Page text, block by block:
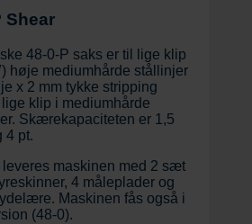
Shear
48-0-P saks er til lige klip
høje mediumhårde stållinjer
x 2 mm tykke stripping
klip i mediumhårde
Skærekapaciteten er 1,5
4 pt.
leveres maskinen med 2 sæt
4 måleplader og
Maskinen fås også i
(48-0).